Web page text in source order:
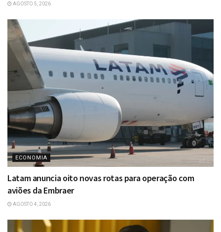
AGOSTO 5, 2026
ECONOMIA
Latam anuncia oito novas rotas para operação com
aviões da Embraer
AGOSTO 4, 2026